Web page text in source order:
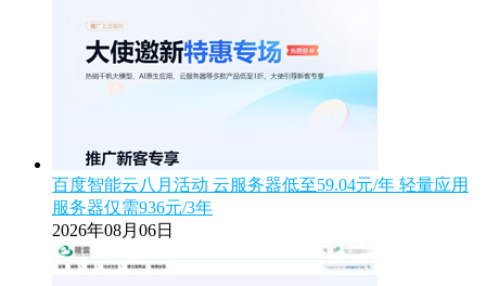
百度智能云八月活动 云服务器低至59.04元/年 轻量应用
服务器仅需936元/3年
2026年08月06日